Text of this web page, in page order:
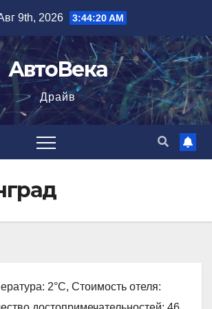
9th, 2026 3:44:21 AM
АвтоВека
Драйв
2°C, Стоимость отеля: